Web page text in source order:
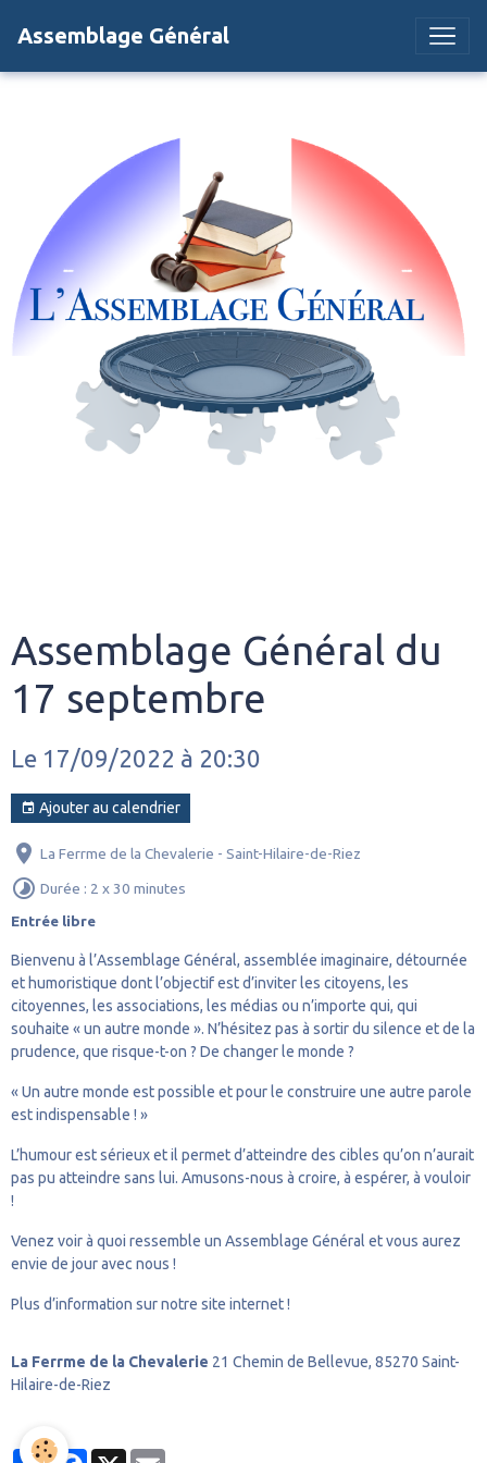
Assemblage Général
Assemblage Général du
17 septembre
Le 17/09/2022 à 20:30
Ajouter au calendrier
La Ferrme de la Chevalerie - Saint-Hilaire-de-Riez
Durée : 2 x 30 minutes
Entrée libre
Bienvenu à l’Assemblage Général, assemblée imaginaire, détournée
et humoristique dont l’objectif est d’inviter les citoyens, les
citoyennes, les associations, les médias ou n’importe qui, qui
souhaite « un autre monde ». N’hésitez pas à sortir du silence et de la
prudence, que risque-t-on ? De changer le monde ?
« Un autre monde est possible et pour le construire une autre parole
est indispensable ! »
L’humour est sérieux et il permet d’atteindre des cibles qu’on n’aurait
pas pu atteindre sans lui. Amusons-nous à croire, à espérer, à vouloir
!
Venez voir à quoi ressemble un Assemblage Général et vous aurez
envie de jour avec nous !
Plus d’information sur notre site internet !
La Ferrme de la Chevalerie 21 Chemin de Bellevue, 85270 Saint-
Hilaire-de-Riez
PartagerFacebook
X